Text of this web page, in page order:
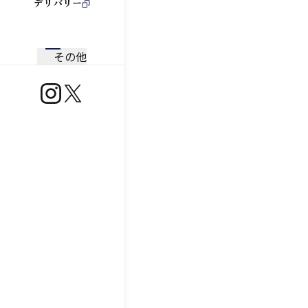
デリバリー
その他
https://www.instagram.com/ootoya.jp/
https://x.com/ootoya_gohan